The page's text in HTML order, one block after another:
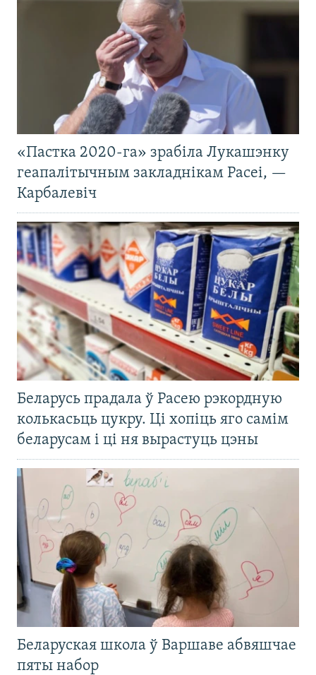
«Пастка 2020-га» зрабіла Лукашэнку
геапалітычным закладнікам Расеі, —
Карбалевіч
Беларусь прадала ў Расею рэкордную
колькасьць цукру. Ці хопіць яго самім
беларусам і ці ня вырастуць цэны
Беларуская школа ў Варшаве абвяшчае
пяты набор